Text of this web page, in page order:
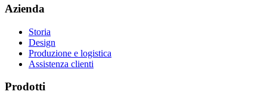
Azienda
Storia
Design
Produzione e logistica
Assistenza clienti
Prodotti